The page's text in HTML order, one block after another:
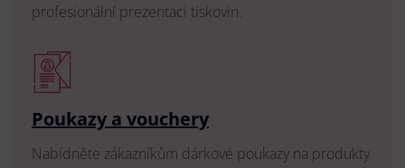
profesionální prezentaci tiskovin.
Poukazy a vouchery
Nabídněte zákazníkům dárkové poukazy na produkty